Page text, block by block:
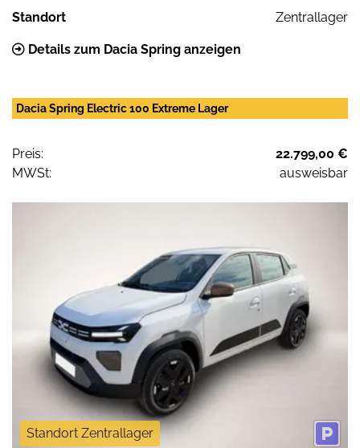
Standort Zentrallager
Details zum Dacia Spring anzeigen
Dacia Spring Electric 100 Extreme Lager
Preis:
22.799,00 €
MWSt:
ausweisbar
Standort Zentrallager